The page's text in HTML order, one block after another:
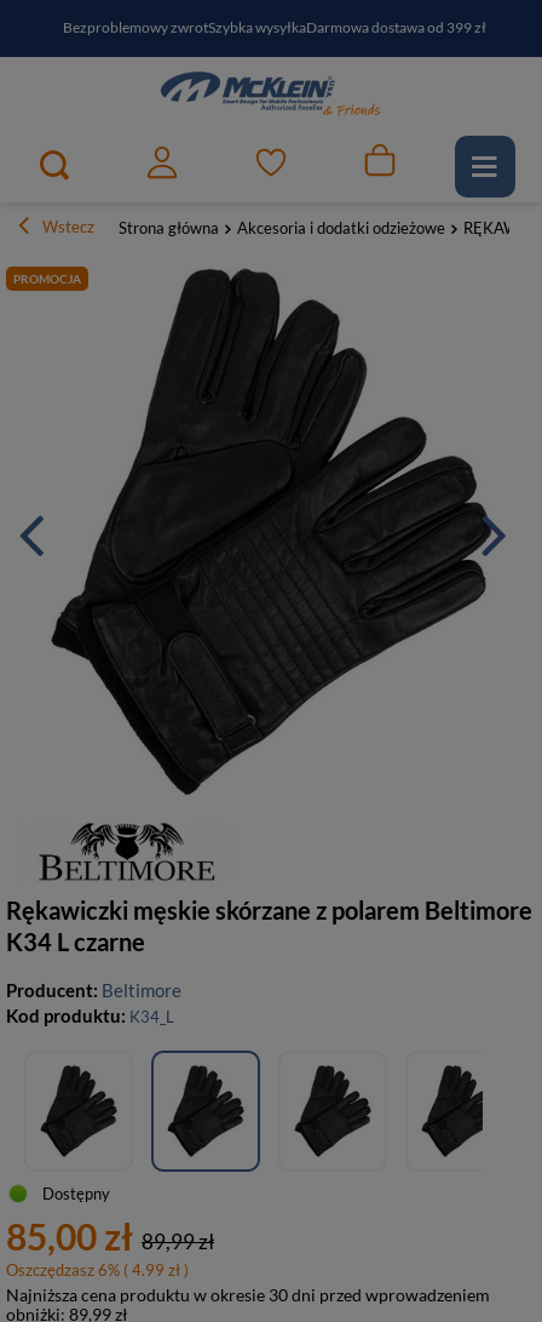
Bezproblemowy zwrotSzybka wysyłkaDarmowa dostawa od 399 zł
PayPo - kup i zapłać za30 dniZapisz się do newslettera i odbierz RABAT
Wstecz Strona główna Akcesoria i dodatki odzieżowe
PROMOCJA
Rękawiczki męskie skórzane z polarem Beltimore
K34 L czarne
Producent: Beltimore
Kod produktu: K34_L
Dostępny
85,00 zł 89,99 zł
Oszczędzasz6% ( 4.99 zł )
Najniższa cena produktu w okresie 30 dni przed wprowadzeniem
obniżki: 89,99 zł